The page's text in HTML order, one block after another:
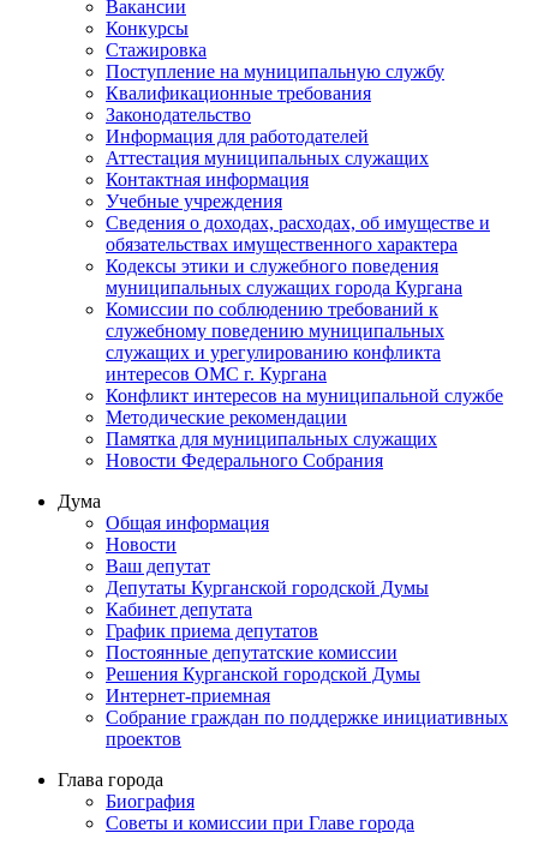
Вакансии
Конкурсы
Стажировка
Поступление на муниципальную службу
Квалификационные требования
Законодательство
Информация для работодателей
Аттестация муниципальных служащих
Контактная информация
Учебные учреждения
Сведения о доходах, расходах, об имуществе и
обязательствах имущественного характера
Кодексы этики и служебного поведения
муниципальных служащих города Кургана
Комиссии по соблюдению требований к
служебному поведению муниципальных
служащих и урегулированию конфликта
интересов ОМС г. Кургана
Конфликт интересов на муниципальной службе
Методические рекомендации
Памятка для муниципальных служащих
Новости Федерального Cобрания
Дума
Общая информация
Новости
Ваш депутат
Депутаты Курганской городской Думы
Кабинет депутата
График приема депутатов
Постоянные депутатские комиссии
Решения Курганской городской Думы
Интернет-приемная
Собрание граждан по поддержке инициативных
проектов
Глава города
Биография
Советы и комиссии при Главе города